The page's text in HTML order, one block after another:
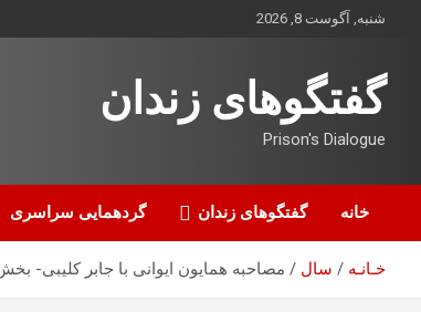
شنبه, آگوست 8, 2026
گفتگوهای زندان
Prison's Dialogue
خانه گفتگوهای زندان گردهمایی سراسری
خـانـه سال مصاحبه همایون ایوانی با جابر کلیبی-